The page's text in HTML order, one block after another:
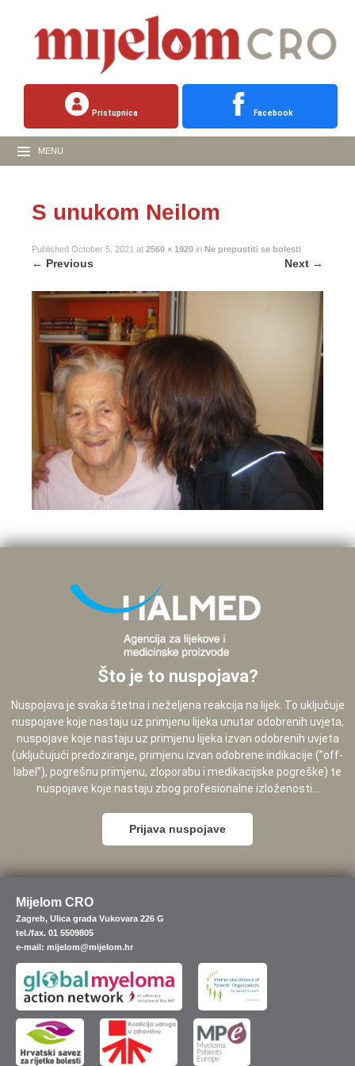
Pristupnica Facebook
MENU
S unukom Neilom
Published October 5, 2021 at 2560 × 1920 in Ne prepustiti se bolesti
← Previous Next →
Što je to nuspojava?
Nuspojava je svaka štetna i neželjena reakcija na lijek. To uključuje
nuspojave koje nastaju uz primjenu lijeka unutar odobrenih uvjeta,
nuspojave koje nastaju uz primjenu lijeka izvan odobrenih uvjeta
(uključujući predoziranje, primjenu izvan odobrene indikacije (”off-
label”), pogrešnu primjenu, zloporabu i medikacijske pogreške) te
nuspojave koje nastaju zbog profesionalne izloženosti...
Prijava nuspojave
Mijelom CRO
Zagreb, Ulica grada Vukovara 226 G
tel./fax. 01 5509805
e-mail: mijelom@mijelom.hr